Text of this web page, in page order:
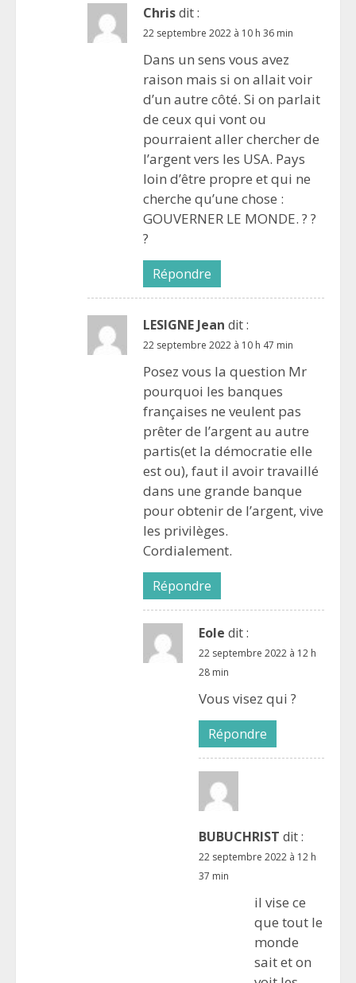
Chrisdit :
22 septembre 2022 à 10 h 36 min
Dans un sens vous avez
raison mais si on allait voir
d’un autre côté. Si on parlait
de ceux qui vont ou
pourraient aller chercher de
l’argent vers les USA. Pays
loin d’être propre et qui ne
cherche qu’une chose :
GOUVERNER LE MONDE. ? ?
?
Répondre
LESIGNE Jean dit :
22 septembre 2022 à 10 h 47 min
Posez vous la question Mr
pourquoi les banques
françaises ne veulent pas
prêter de l’argent au autre
partis(et la démocratie elle
est ou), faut il avoir travaillé
dans une grande banque
pour obtenir de l’argent, vive
les privilèges.
Cordialement.
Répondre
Eole dit :
22 septembre 2022 à 12 h
28 min
Vous visez qui ?
Répondre
BUBUCHRIST dit :
22 septembre 2022 à 12 h
37 min
il vise ce
que tout le
monde
sait et on